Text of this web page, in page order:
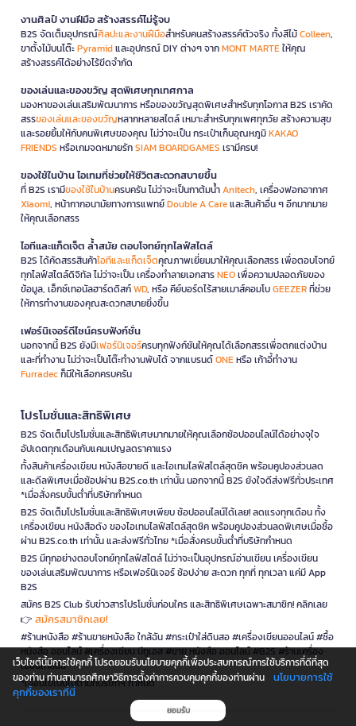
งานศิลป์ งานฝีมือ สร้างสรรค์ไม่รู้จบ
B2S จัดเต็มอุปกรณ์ศิลปะและงานฝีมือสำหรับคนสร้างสรรค์ตัวจริง ทั้งสีไม้Colleen,
ขาตั้งไม้บนโต๊ะPyramidและอุปกรณ์ DIY ต่างๆ จากMONT MARTEให้คุณ
สร้างสรรค์ได้อย่างไร้ขีดจำกัด
ของเล่นและของขวัญ สุดพิเศษทุกเทศกาล
มองหาของเล่นเสริมพัฒนาการ หรือของขวัญสุดพิเศษสำหรับทุกโอกาส B2S เราคัด
สรรของเล่นและของขวัญหลากหลายสไตล์ เหมาะสำหรับทุกเพศทุกวัย สร้างความสุข
และรอยยิ้มให้กับคนพิเศษของคุณ ไม่ว่าจะเป็น กระเป๋าเก็บอุณหภูมิKAKAO
FRIENDS หรือเกมจดหมายรักSIAM BOARDGAMES เรามีครบ!
ของใช้ในบ้าน ไอเทมที่ช่วยให้ชีวิตสะดวกสบายขึ้น
ที่ B2S เรามีของใช้ในบ้านครบครัน ไม่ว่าจะเป็นกาต้มน้ำAnitech, เครื่องฟอกอากาศ
Xiaomi, หน้ากากอนามัยทางการแพทย์Double A Careและสินค้าอื่น ๆ อีกมากมาย
ให้คุณเลือกสรร
ไอทีและแก็ดเจ็ต ล้ำสมัย ตอบโจทย์ทุกไลฟ์สไตล์
B2S ได้คัดสรรสินค้าไอทีและแก็ดเจ็ตคุณภาพเยี่ยมมาให้คุณเลือกสรร เพื่อตอบโจทย์
ทุกไลฟ์สไตล์ดิจิทัล ไม่ว่าจะเป็น เครื่องทำลายเอกสารNEOเพื่อความปลอดภัยของ
ข้อมูล, เอ็กซ์เทอนัลฮาร์ดดิสก์WD, หรือ คีย์บอร์ดไร้สายเมาส์คอมโบGEEZERที่ช่วย
ให้การทำงานของคุณสะดวกสบายยิ่งขึ้น
เฟอร์นิเจอร์ดีไซน์ครบฟังก์ชั่น
นอกจากนี้ B2S ยังมีเฟอร์นิเจอร์ครบทุกฟังก์ชันให้คุณได้เลือกสรรเพื่อตกแต่งบ้าน
และที่ทำงาน ไม่ว่าจะเป็นโต๊ะทำงานพับได้ จากแบรนด์ONEหรือ เก้าอี้ทำงาน
Furradecก็มีให้เลือกครบครัน
โปรโมชั่นและสิทธิพิเศษ
B2S จัดเต็มโปรโมชั่นและสิทธิพิเศษมากมายให้คุณเลือกช้อปออนไลน์ได้อย่างจุใจ
อัปเดตทุกเดือนกับแคมเปญลดราคาแรง
ทั้งสินค้าเครื่องเขียน หนังสือขายดี และไอเทมไลฟ์สไตล์สุดชิค พร้อมคูปองส่วนลด
และดีลพิเศษเมื่อช้อปผ่าน B2S.co.th เท่านั้น นอกจากนี้ B2S ยังใจดีส่งฟรีทั่วประเทศ
*เมื่อสั่งครบขั้นต่ำที่บริษัทกำหนด
B2S จัดเต็มโปรโมชั่นและสิทธิพิเศษเพียบ ช้อปออนไลน์ได้เลย! ลดแรงทุกเดือน ทั้ง
เครื่องเขียน หนังสือดัง ของไอเทมไลฟ์สไตล์สุดชิค พร้อมคูปองส่วนลดพิเศษเมื่อซื้อ
ผ่าน B2S.co.th เท่านั้น และส่งฟรีทั่วไทย *เมื่อสั่งครบขั้นต่ำที่บริษัทกำหนด
B2S มีทุกอย่างตอบโจทย์ทุกไลฟ์สไตล์ ไม่ว่าจะเป็นอุปกรณ์อ่านเขียน เครื่องเขียน
ของเล่นเสริมพัฒนาการ หรือเฟอร์นิเจอร์ ช้อปง่าย สะดวก ทุกที่ ทุกเวลา แค่มี App
B2S
สมัคร B2S Club รับข่าวสารโปรโมชั่นก่อนใคร และสิทธิพิเศษเฉพาะสมาชิก! คลิกเลย
👉 สมัครสมาชิกเลย!
#ร้านหนังสือ #ร้านขายหนังสือ ใกล้ฉัน #กระเป๋าใส่ดินสอ #เครื่องเขียนออนไลน์ #ซื้อ
หนังสือ ออนไลน์ #เครื่องเขียน บีทูเอส #ขาย หนังสือ ออนไลน์ #B2S #ร้านเครื่อง
เขียนใกล้ฉัน
*เงื่อนไขเป็นไปตามที่บริษัทฯ กำหนด
เว็บไซต์นี้มีการใช้คุกกี้ โปรดยอมรับนโยบายคุกกี้เพื่อประสบการณ์การใช้บริการที่ดีที่สุด
ของท่าน ท่านสามารถศึกษาวิธีการตั้งค่าการควบคุมคุกกี้ของท่านผ่าน
นโยบายการใช้
คุกกี้ของเราที่นี่
ยอมรับ